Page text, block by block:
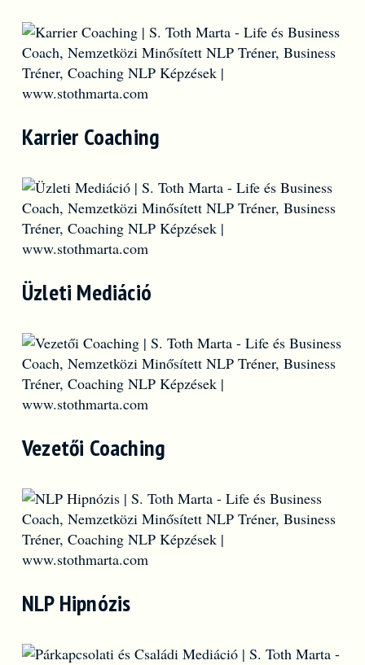
Karrier Coaching
Üzleti Mediáció
Vezetői Coaching
NLP Hipnózis